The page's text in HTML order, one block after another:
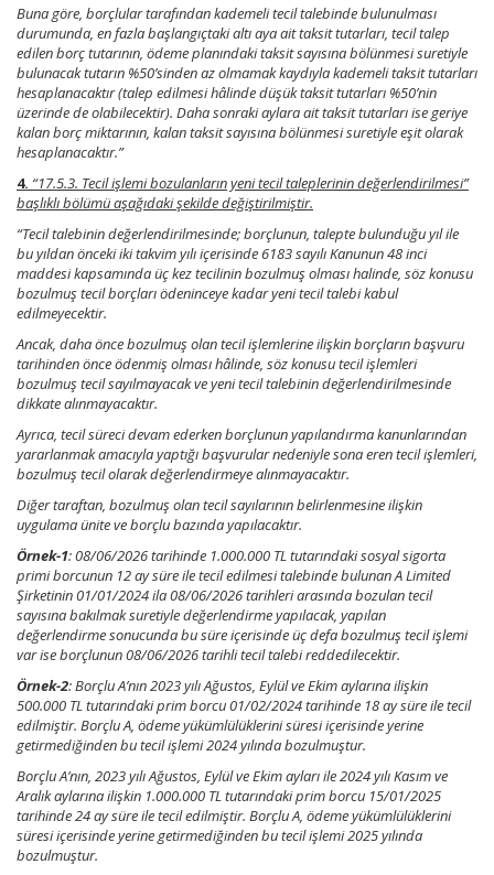
Buna göre, borçlular tarafından kademeli tecil talebinde bulunulması
durumunda, en fazla başlangıçtaki altı aya ait taksit tutarları, tecil talep
edilen borç tutarının, ödeme planındaki taksit sayısına bölünmesi suretiyle
bulunacak tutarın %50’sinden az olmamak kaydıyla kademeli taksit tutarları
hesaplanacaktır (talep edilmesi hâlinde düşük taksit tutarları %50’nin
üzerinde de olabilecektir). Daha sonraki aylara ait taksit tutarları ise geriye
kalan borç miktarının, kalan taksit sayısına bölünmesi suretiyle eşit olarak
hesaplanacaktır.”
4. “17.5.3. Tecil işlemi bozulanların yeni tecil taleplerinin değerlendirilmesi”
başlıklı bölümü aşağıdaki şekilde değiştirilmiştir.
“Tecil talebinin değerlendirilmesinde; borçlunun, talepte bulunduğu yıl ile
bu yıldan önceki iki takvim yılı içerisinde 6183 sayılı Kanunun 48 inci
maddesi kapsamında üç kez tecilinin bozulmuş olması halinde, söz konusu
bozulmuş tecil borçları ödeninceye kadar yeni tecil talebi kabul
edilmeyecektir.
Ancak, daha önce bozulmuş olan tecil işlemlerine ilişkin borçların başvuru
tarihinden önce ödenmiş olması hâlinde, söz konusu tecil işlemleri
bozulmuş tecil sayılmayacak ve yeni tecil talebinin değerlendirilmesinde
dikkate alınmayacaktır.
Ayrıca, tecil süreci devam ederken borçlunun yapılandırma kanunlarından
yararlanmak amacıyla yaptığı başvurular nedeniyle sona eren tecil işlemleri,
bozulmuş tecil olarak değerlendirmeye alınmayacaktır.
Diğer taraftan, bozulmuş olan tecil sayılarının belirlenmesine ilişkin
uygulama ünite ve borçlu bazında yapılacaktır.
Örnek-1: 08/06/2026 tarihinde 1.000.000 TL tutarındaki sosyal sigorta
primi borcunun 12 ay süre ile tecil edilmesi talebinde bulunan A Limited
Şirketinin 01/01/2024 ila 08/06/2026 tarihleri arasında bozulan tecil
sayısına bakılmak suretiyle değerlendirme yapılacak, yapılan
değerlendirme sonucunda bu süre içerisinde üç defa bozulmuş tecil işlemi
var ise borçlunun 08/06/2026 tarihli tecil talebi reddedilecektir.
Örnek-2: Borçlu A’nın 2023 yılı Ağustos, Eylül ve Ekim aylarına ilişkin
500.000 TL tutarındaki prim borcu 01/02/2024 tarihinde 18 ay süre ile tecil
edilmiştir. Borçlu A, ödeme yükümlülüklerini süresi içerisinde yerine
getirmediğinden bu tecil işlemi 2024 yılında bozulmuştur.
Borçlu A’nın, 2023 yılı Ağustos, Eylül ve Ekim ayları ile 2024 yılı Kasım ve
Aralık aylarına ilişkin 1.000.000 TL tutarındaki prim borcu 15/01/2025
tarihinde 24 ay süre ile tecil edilmiştir. Borçlu A, ödeme yükümlülüklerini
süresi içerisinde yerine getirmediğinden bu tecil işlemi 2025 yılında
bozulmuştur.